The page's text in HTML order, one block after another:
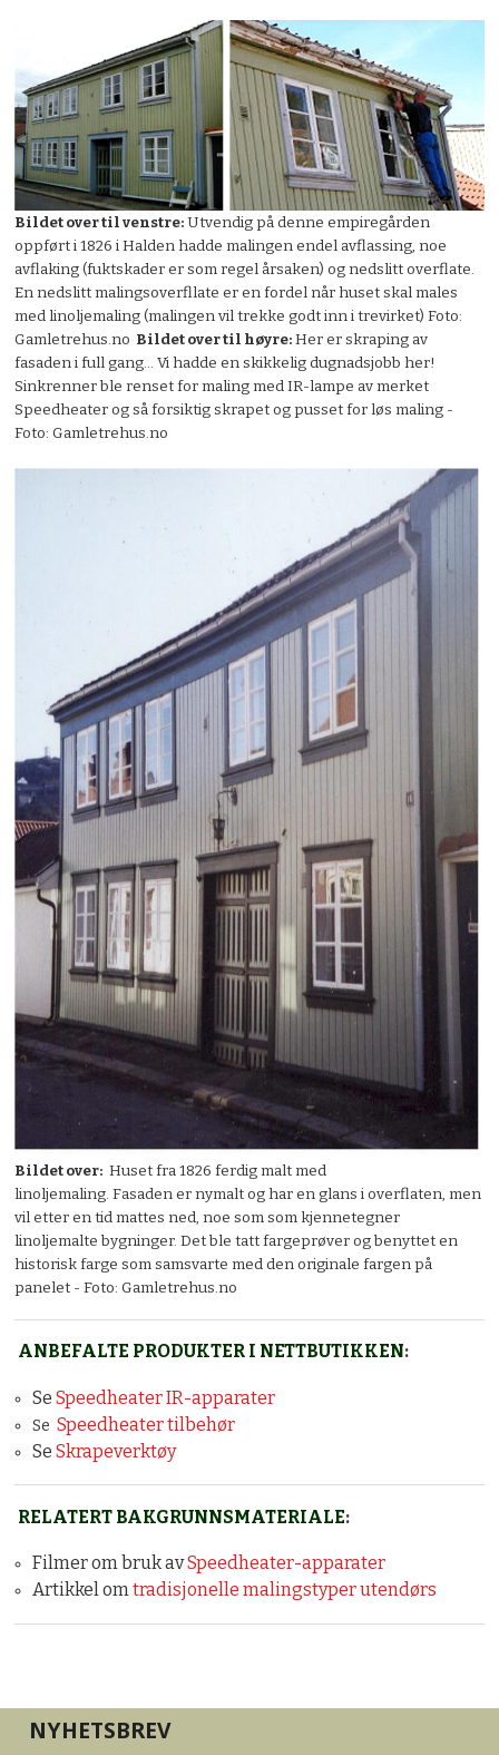
Bildet over til venstre:Utvendig på denne empiregården
oppført i 1826 i Halden hadde malingen endel avflassing, noe
avflaking (fuktskader er som regel årsaken) og nedslitt overflate.
En nedslitt malingsoverfllate er en fordel når huset skal males
med linoljemaling (malingen vil trekke godt inn i trevirket) Foto:
Gamletrehus.no Bildet over til høyre:Her er skraping av
fasaden i full gang... Vi hadde en skikkelig dugnadsjobb her!
Sinkrenner ble renset for maling med IR-lampe av merket
Speedheater og så forsiktig skrapet og pusset for løs maling -
Foto: Gamletrehus.no
Bildet over: Huset fra 1826 ferdig malt med
linoljemaling. Fasaden er nymalt og har en glans i overflaten, men
vil etter en tid mattes ned, noe som som kjennetegner
linoljemalte bygninger. Det ble tatt fargeprøver og benyttet en
historisk farge som samsvarte med den originale fargen på
panelet - Foto: Gamletrehus.no
ANBEFALTE PRODUKTER I NETTBUTIKKEN:
Se Speedheater IR-apparater
Se Speedheater tilbehør
Se Skrapeverktøy
RELATERT BAKGRUNNSMATERIALE:
Filmer om bruk avSpeedheater-apparater
Artikkel omtradisjonelle malingstyper utendørs
NYHETSBREV